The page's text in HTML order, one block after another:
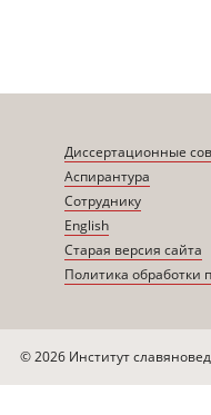
Диссертационные
Аспирантура
Сотруднику
English
Старая версия сайта
Политика обработки
© 2026 Институт